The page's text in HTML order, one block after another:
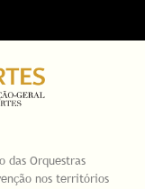
das Orquestras
nos territórios